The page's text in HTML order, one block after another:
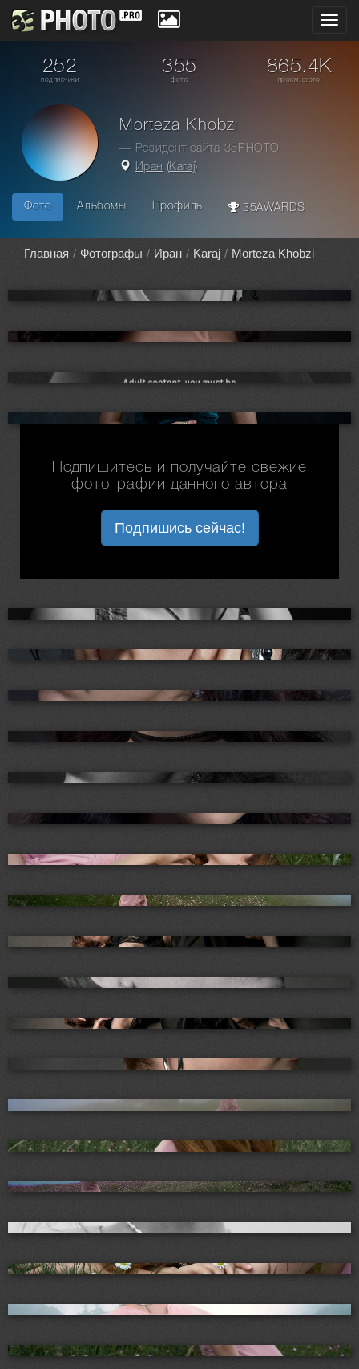
252
подписчики
355
фото
865.4K
просм. фото
Morteza Khobzi
— Резидент сайта 35PHOTO
Иран (Karaj)
Фото Альбомы Профиль 35AWARDS
Главная Фотографы Иран Karaj Morteza Khobzi
Подпишитесь и получайте свежие
фотографии данного автора
Подпишись сейчас!